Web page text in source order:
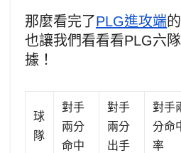
那麼看完了PLG進攻端
也讓我們看看看PLG六
據！
球
隊
對手
兩分
命中
對手
兩分
出手
對手
分命
率